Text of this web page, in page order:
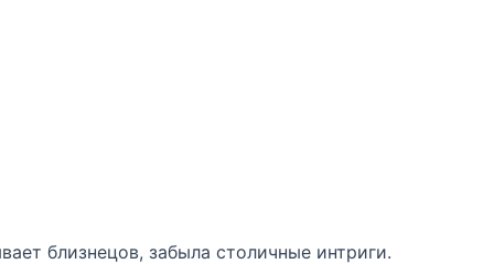
близнецов, забыла столичные интриги.